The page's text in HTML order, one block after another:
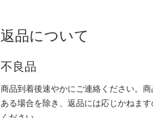
返品について
不良品
商品到着後速やかにご連絡ください。
ある場合を除き、返品には応じかねま